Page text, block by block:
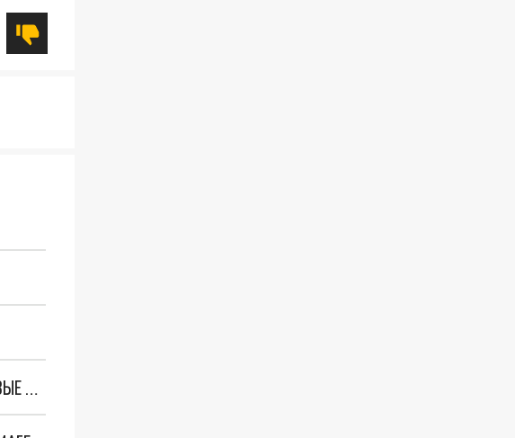
"ОЧЕНЬ ПЛОХИЕ НОВОСТИ": БОЛЬШАЯ ОШИБКА PALANTIR В РОССИИ. СТРАНЫ НАТО ВПЕРВЫЕ ЗА СВО ОСТАНОВИЛИ ПОСТАВКИ ОРУЖИЯ. ВСУ ТЕРЯЮТ ПРИГРАНИЧЬЕ?